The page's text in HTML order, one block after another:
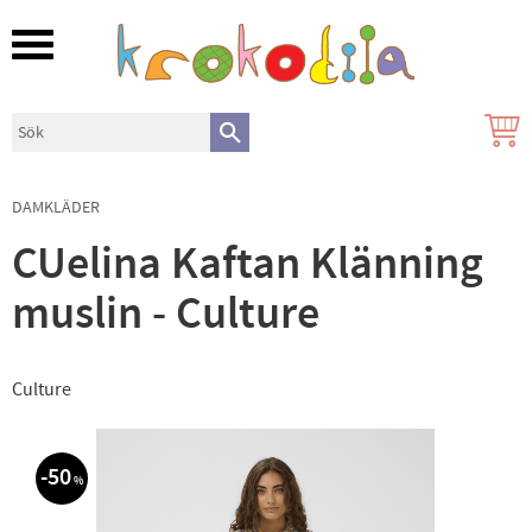
Meny
DAMKLÄDER
CUelina Kaftan Klänning
muslin - Culture
Culture
50%